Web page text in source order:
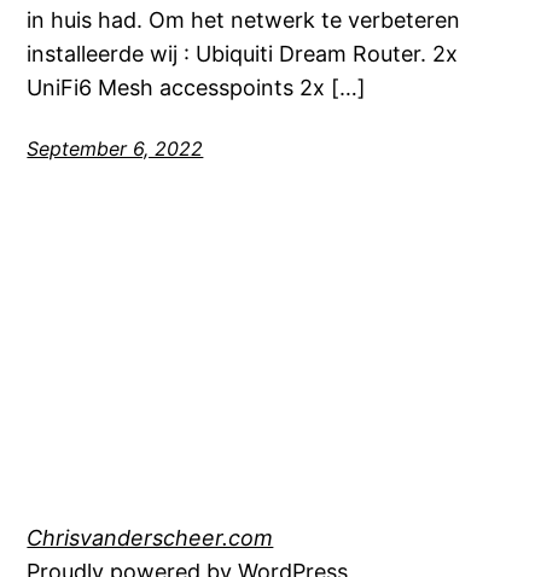
in huis had. Om het netwerk te verbeteren
installeerde wij : Ubiquiti Dream Router. 2x
UniFi6 Mesh accesspoints 2x […]
September 6, 2022
Chrisvanderscheer.com
Proudly powered byWordPress